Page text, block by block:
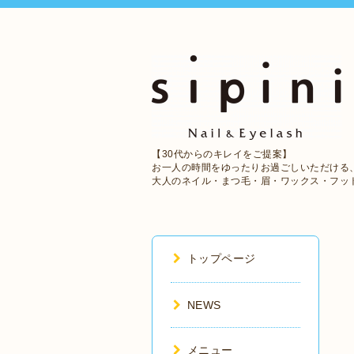
【30代からのキレイをご提案】
お一人の時間をゆったりお過ごしいただける
大人のネイル・まつ毛・眉・ワックス・フッ
トップページ
NEWS
メニュー